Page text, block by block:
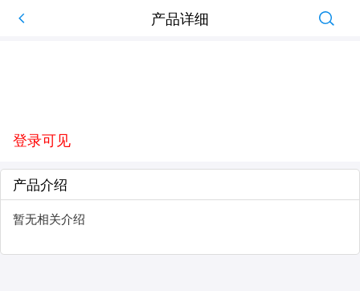
产品详细
登录可见
产品介绍
暂无相关介绍